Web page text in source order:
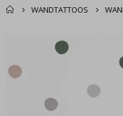
WANDTATTOOS
Zusammen
Produkte
der
Bildgalerie